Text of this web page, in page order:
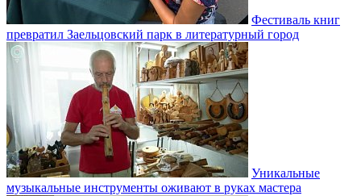
Фестиваль книг
превратил Заельцовский парк в литературный город
Уникальные
музыкальные инструменты оживают в руках мастера